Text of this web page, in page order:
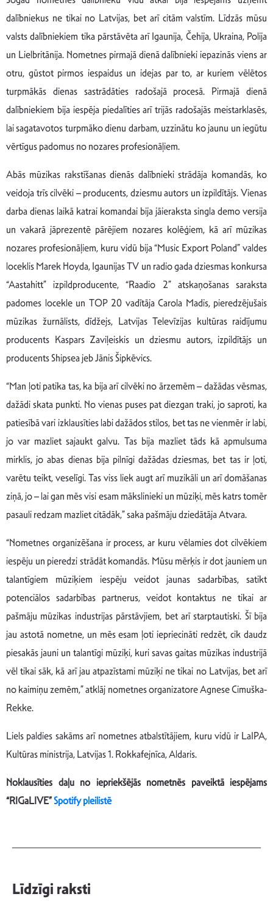
dalībniekus ne tikai no Latvijas, bet arī citām valstīm. Līdzās mūsu
valsts dalībniekiem tika pārstāvēta arī Igaunija, Čehija, Ukraina, Polija
un Lielbritānija. Nometnes pirmajā dienā dalībnieki iepazinās viens ar
otru, gūstot pirmos iespaidus un idejas par to, ar kuriem vēlētos
turpmākās dienas sastrādāties radošajā procesā. Pirmajā dienā
dalībniekiem bija iespēja piedalīties arī trijās radošajās meistarklasēs,
lai sagatavotos turpmāko dienu darbam, uzzinātu ko jaunu un iegūtu
vērtīgus padomus no nozares profesionāļiem.
Abās mūzikas rakstīšanas dienās dalībnieki strādāja komandās, ko
veidoja trīs cilvēki – producents, dziesmu autors un izpildītājs. Vienas
darba dienas laikā katrai komandai bija jāieraksta singla demo versija
un vakarā jāprezentē pārējiem nozares kolēģiem, kā arī mūzikas
nozares profesionāļiem, kuru vidū bija “Music Export Poland” valdes
loceklis Marek Hoyda, Igaunijas TV un radio gada dziesmas konkursa
“Aastahitt” izpildproducente, “Raadio 2” atskaņošanas saraksta
padomes locekle un TOP 20 vadītāja Carola Madis, pieredzējušais
mūzikas žurnālists, dīdžejs, Latvijas Televīzijas kultūras raidījumu
producents Kaspars Zaviļeiskis un dziesmu autors, izpildītājs un
producents Shipsea jeb Jānis Šipkēvics.
“Man ļoti patika tas, ka bija arī cilvēki no ārzemēm – dažādas vēsmas,
dažādi skata punkti. No vienas puses pat diezgan traki, jo saproti, ka
patiesībā vari izklausīties labi dažādos stilos, bet tas ne vienmēr ir labi,
jo var mazliet sajaukt galvu. Tas bija mazliet tāds kā apmulsuma
mirklis, jo abas dienas bija pilnīgi dažādas dziesmas, bet tas ir ļoti,
varētu teikt, veselīgi. Tas viss liek augt arī muzikāli un arī domāšanas
ziņā, jo – lai gan mēs visi esam mākslinieki un mūziķi, mēs katrs tomēr
pasauli redzam mazliet citādāk,” saka pašmāju dziedātāja Atvara.
“Nometnes organizēšana ir process, ar kuru vēlamies dot cilvēkiem
iespēju un pieredzi strādāt komandās. Mūsu mērķis ir dot jauniem un
talantīgiem mūziķiem iespēju veidot jaunas sadarbības, satikt
potenciālos sadarbības partnerus, veidot kontaktus ne tikai ar
pašmāju mūzikas industrijas pārstāvjiem, bet arī starptautiski. Šī bija
jau astotā nometne, un mēs esam ļoti iepriecināti redzēt, cik daudz
piesakās jauni un talantīgi mūziķi, kuri savas gaitas mūzikas industrijā
vēl tikai sāk, kā arī jau atpazīstami mūziķi ne tikai no Latvijas, bet arī
no kaimiņu zemēm,” atklāj nometnes organizatore Agnese Cimuška-
Rekke.
Liels paldies sakāms arī nometnes atbalstītājiem, kuru vidū ir LaIPA,
Kultūras ministrija, Latvijas 1. Rokkafejnīca, Aldaris.
Noklausīties daļu no iepriekšējās nometnēs paveiktā iespējams
“RIGaLIVE”Spotify pleilistē
Līdzīgi raksti